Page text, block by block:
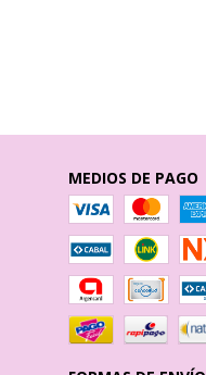
MEDIOS DE PAGO